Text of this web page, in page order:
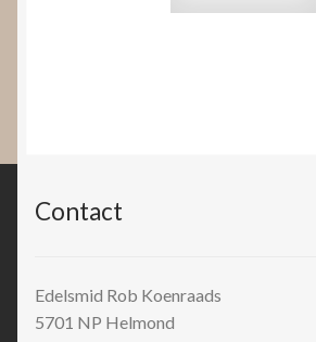
Contact
Edelsmid Rob Koenraads
5701 NP Helmond